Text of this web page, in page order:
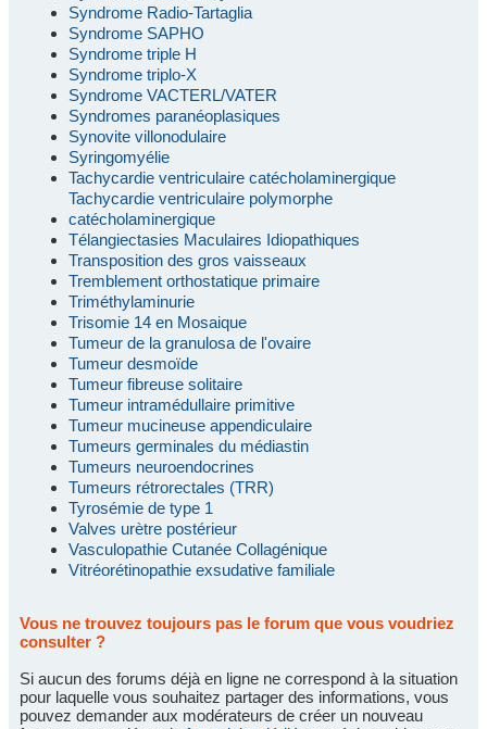
Syndrome Radio-Tartaglia
Syndrome SAPHO
Syndrome triple H
Syndrome triplo-X
Syndrome VACTERL/VATER
Syndromes paranéoplasiques
Synovite villonodulaire
Syringomyélie
Tachycardie ventriculaire catécholaminergique
Tachycardie ventriculaire polymorphe
catécholaminergique
Télangiectasies Maculaires Idiopathiques
Transposition des gros vaisseaux
Tremblement orthostatique primaire
Triméthylaminurie
Trisomie 14 en Mosaique
Tumeur de la granulosa de l'ovaire
Tumeur desmoïde
Tumeur fibreuse solitaire
Tumeur intramédullaire primitive
Tumeur mucineuse appendiculaire
Tumeurs germinales du médiastin
Tumeurs neuroendocrines
Tumeurs rétrorectales (TRR)
Tyrosémie de type 1
Valves urètre postérieur
Vasculopathie Cutanée Collagénique
Vitréorétinopathie exsudative familiale
Vous ne trouvez toujours pas le forum que vous voudriez
consulter ?
Si aucun des forums déjà en ligne ne correspond à la situation
pour laquelle vous souhaitez partager des informations, vous
pouvez demander aux modérateurs de créer un nouveau